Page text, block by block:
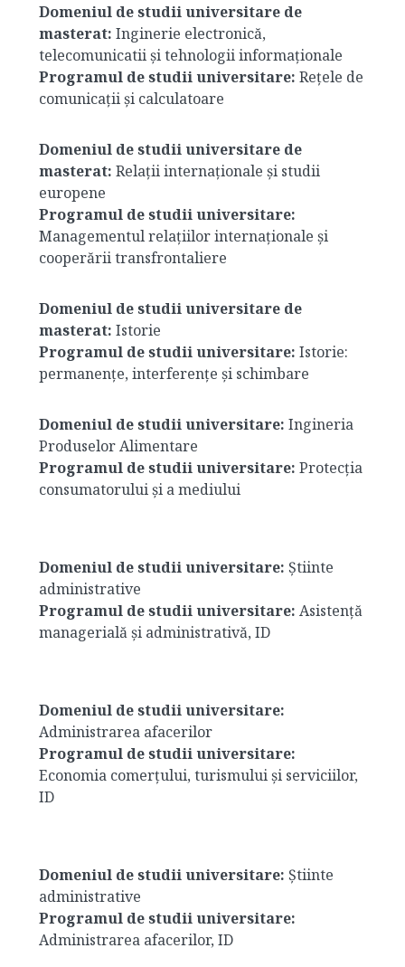
Domeniul de studii universitare de
masterat: Inginerie electronică,
telecomunicatii și tehnologii informaționale
Programul de studii universitare: Rețele de
comunicații și calculatoare
Domeniul de studii universitare de
masterat: Relații internaționale și studii
europene
Programul de studii universitare:
Managementul relațiilor internaționale și
cooperării transfrontaliere
Domeniul de studii universitare de
masterat: Istorie
Programul de studii universitare: Istorie:
permanențe, interferențe și schimbare
Domeniul de studii universitare: Ingineria
Produselor Alimentare
Programul de studii universitare: Protecția
consumatorului și a mediului
Domeniul de studii universitare: Știinte
administrative
Programul de studii universitare: Asistență
managerială și administrativă, ID
Domeniul de studii universitare:
Administrarea afacerilor
Programul de studii universitare:
Economia comerțului, turismului și serviciilor,
ID
Domeniul de studii universitare: Știinte
administrative
Programul de studii universitare:
Administrarea afacerilor, ID